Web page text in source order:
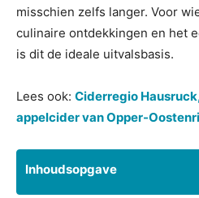
misschien zelfs langer. Voor
culinaire ontdekkingen en het
is dit de ideale uitvalsbasis.
Lees ook: Ciderregio
appelcider van Opper-
Inhoudsopgave